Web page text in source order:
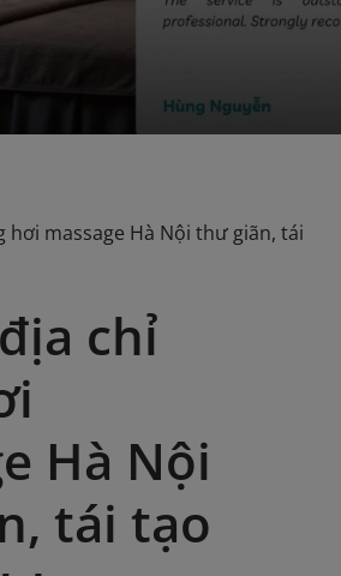
hơi massage Hà Nội thư giãn, tái
chỉ
Hà Nội
tái tạo